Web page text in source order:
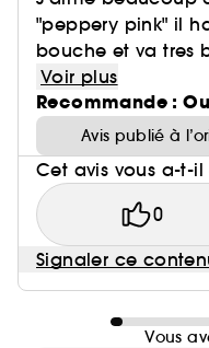
"peppery pink" il
bouche et va tres
Voir plus
Recommande :
Avis publié à
Cet avis vous a-t-il
0
Signaler ce
Vous